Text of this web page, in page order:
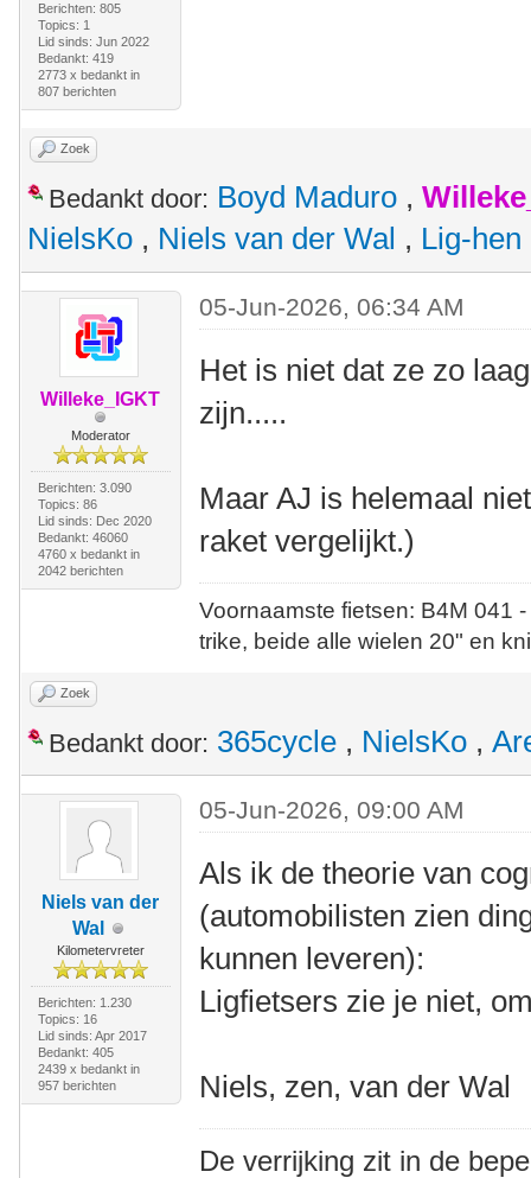
Berichten: 805
Topics: 1
Lid sinds: Jun 2022
Bedankt: 419
2773 x bedankt in
807 berichten
Zoek
Bedankt door: Boyd Maduro ,
NielsKo , Niels van der Wal , Lig-hen
Willeke_IGKT
Moderator
Berichten: 3.090
Topics: 86
Lid sinds: Dec 2020
Bedankt: 46060
4760 x bedankt in
2042 berichten
05-Jun-2026, 06:34 AM
Het is niet dat ze zo
zijn.....
Maar AJ is helemaal
raket vergelijkt.)
Voornaamste fietsen: B4M
trike, beide alle wielen 20" en
Zoek
Bedankt door: 365cycle , NielsKo ,
Niels van der
Wal
Kilometervreter
Berichten: 1.230
Topics: 16
Lid sinds: Apr 2017
Bedankt: 405
2439 x bedankt in
957 berichten
05-Jun-2026, 09:00 AM
Als ik de theorie van
(automobilisten zien
kunnen leveren):
Ligfietsers zie je niet,
Niels, zen, van der Wal
De verrijking zit in de